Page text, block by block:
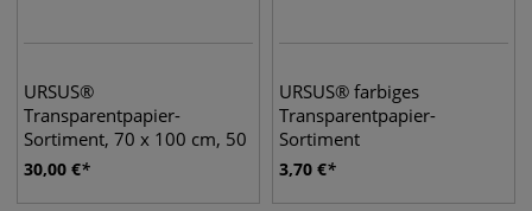
URSUS®
Transparentpapier-
Sortiment, 70 x 100 cm, 50
Bogen
30,00 €
URSUS® farbiges
Transparentpapier-
Sortiment
3,70 €